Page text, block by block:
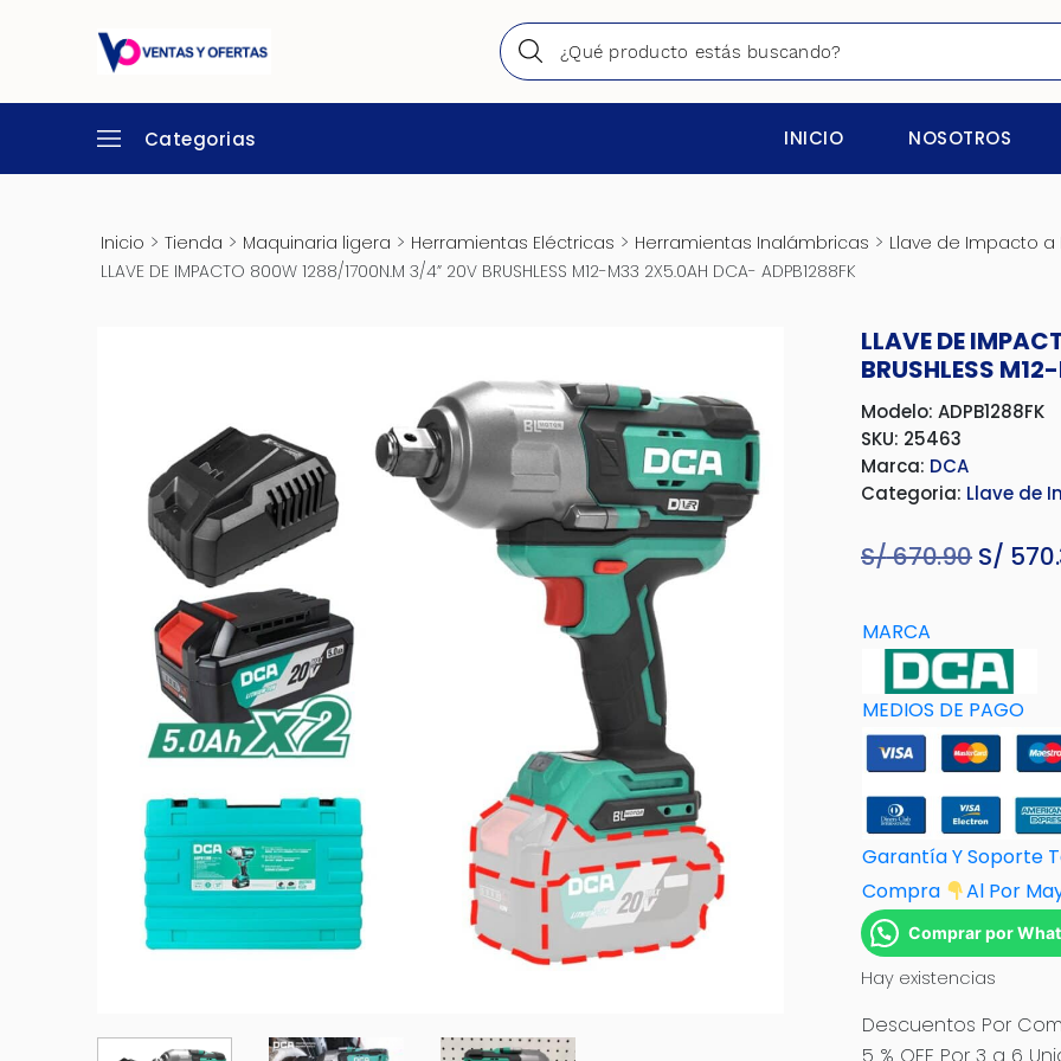
Categorias INICIO NOSOTROS
Inicio > Tienda > Maquinaria ligera > Herramientas Eléctricas > Herramientas Inalámbricas > Llave de Impacto a
LLAVE DE IMPACTO 800W 1288/1700N.M 3/4” 20V BRUSHLESS M12-M33 2X5.0AH DCA- ADPB1288FK
LLAVE DE
BRUSHLESS
Modelo: ADPB1288FK
SKU: 25463
Marca: DCA
Categoria: Llave de
S/670.90 El
era:
S/
S/
MARCA
MEDIOS DE PAGO
Garantía Y Soporte
Compra
Al Por M
Comprar por
Hay existencias
Descuentos Por